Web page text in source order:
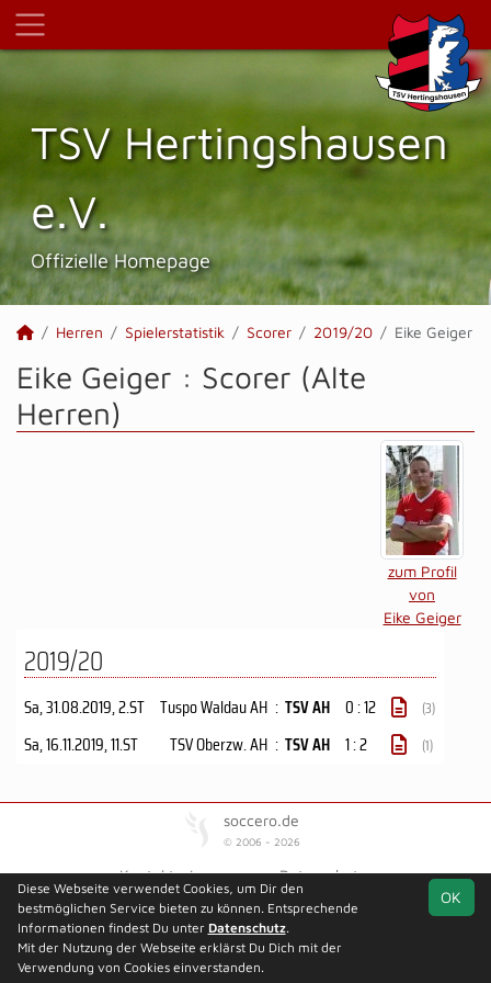
TSV Hertings­hausen
e.V.
Offizielle Homepage
Herren Spielerstatistik Scorer 2019/20 Eike Geiger
Eike Geiger : Scorer (Alte
Herren)
zum Profil
von
Eike Geiger
2019/20
Sa, 31.08.2019, 2.ST Tuspo Waldau AH : TSV AH 0 : 12 (3)
Sa, 16.11.2019, 11.ST TSV Oberzw. AH : TSV AH 1 : 2 (1)
soccero.de
© 2006 - 2026
Kontakt Impressum
Datenschutz
OK
Diese Webseite verwendet Cookies, um Dir den
bestmöglichen Service bieten zu können. Entsprechende
Informationen findest Du unter Datenschutz.
Mit der Nutzung der Webseite erklärst Du Dich mit der
Verwendung von Cookies einverstanden.